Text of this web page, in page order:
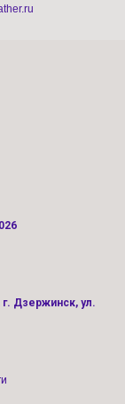
Дзержинск, ул.